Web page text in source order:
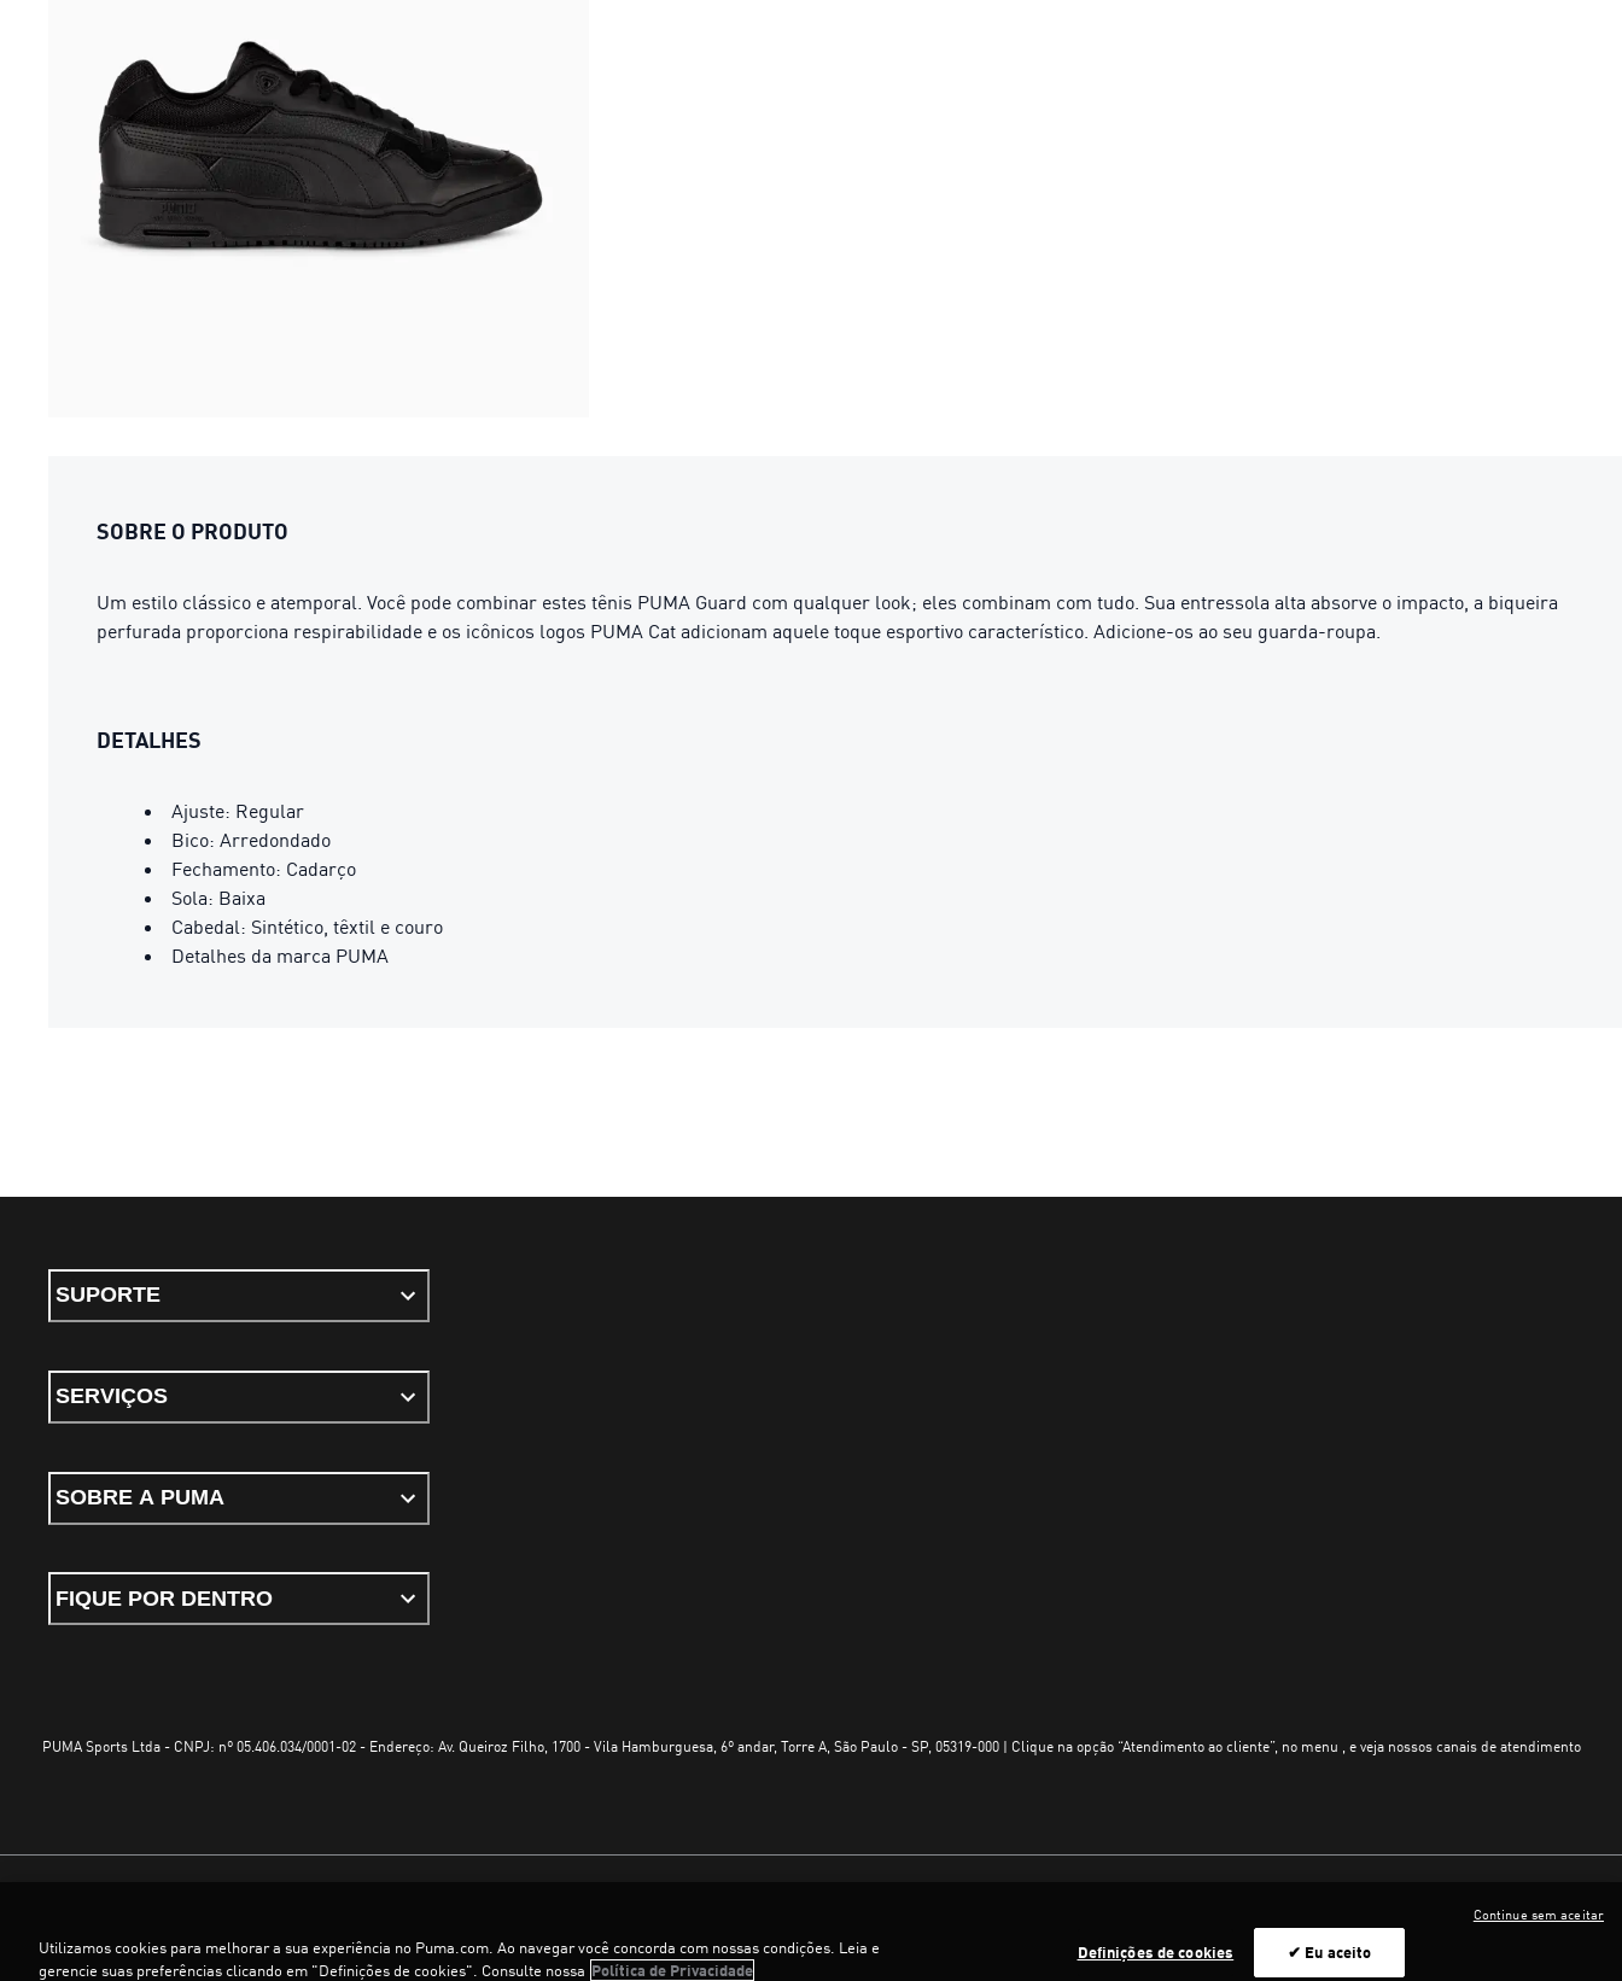
SOBRE O PRODUTO
Um estilo clássico e atemporal. Você pode combinar estes tênis PUMA Guard com qualquer look; eles combinam com tudo. Sua entressola alta absorve o impacto, a biqueira
perfurada proporciona respirabilidade e os icônicos logos PUMA Cat adicionam aquele toque esportivo característico. Adicione-os ao seu guarda-roupa.
DETALHES
Ajuste: Regular
Bico: Arredondado
Fechamento: Cadarço
Sola: Baixa
Cabedal: Sintético, têxtil e couro
Detalhes da marca PUMA
SUPORTE
SERVIÇOS
SOBRE A PUMA
FIQUE POR DENTRO
PUMA Sports Ltda - CNPJ: nº 05.406.034/0001-02 - Endereço: Av. Queiroz Filho, 1700 - Vila Hamburguesa, 6º andar, Torre A, São Paulo - SP, 05319-000 | Clique na opção “Atendimento ao cliente”, no menu , e veja nossos canais de atendimento
©PUMA, 2025. Todos os direitos reservados
Utilizamos cookies para melhorar a sua experiência no Puma.com. Ao navegar você concorda com nossas condições. Leia e
gerencie suas preferências clicando em "Definições de cookies". Consulte nossa Política de Privacidade
Definições de cookies ✔ Eu aceito
Continue sem aceitar